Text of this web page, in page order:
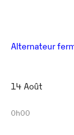
Alternateur
14 Août
0h00